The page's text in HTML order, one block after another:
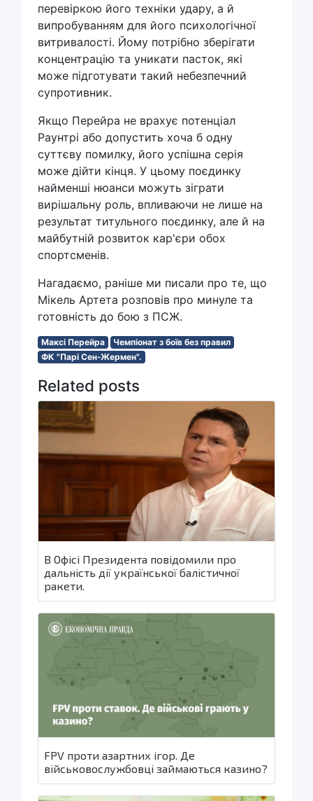
перевіркою його техніки удару, а й
випробуванням для його психологічної
витривалості. Йому потрібно зберігати
концентрацію та уникати пасток, які
може підготувати такий небезпечний
супротивник.
Якщо Перейра не врахує потенціал
Раунтрі або допустить хоча б одну
суттєву помилку, його успішна серія
може дійти кінця. У цьому поєдинку
найменші нюанси можуть зіграти
вирішальну роль, впливаючи не лише на
результат титульного поєдинку, але й на
майбутній розвиток кар'єри обох
спортсменів.
Нагадаємо, раніше ми писали про те, що
Мікель Артета розповів про минуле та
готовність до бою з ПСЖ.
Максі Перейра
Чемпіонат з боїв без правил
ФК "Парі Сен-Жермен".
Related posts
В Офісі Президента повідомили про
дальність дії української балістичної
ракети.
FPV проти азартних ігор. Де
військовослужбовці займаються казино?